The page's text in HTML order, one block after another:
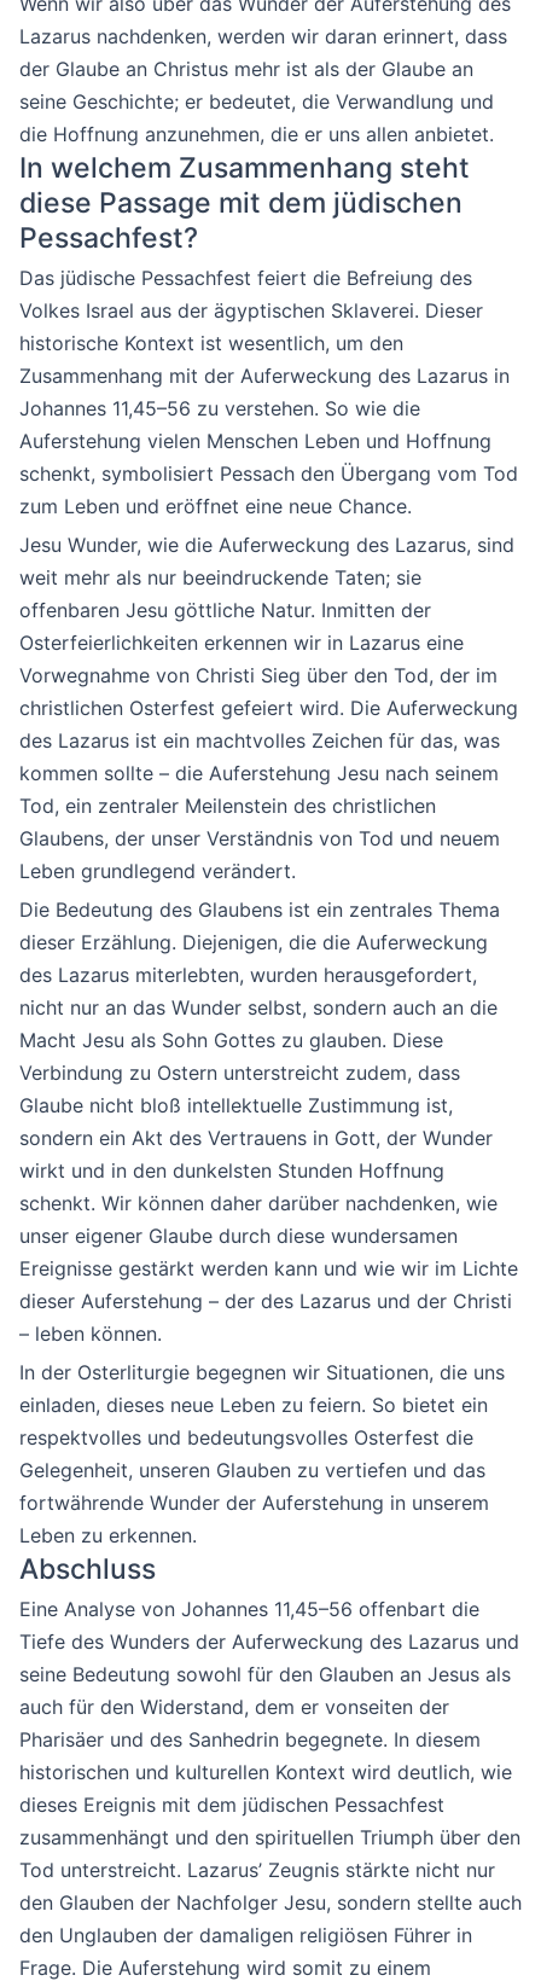
Lazarus nachdenken, werden wir daran erinnert, dass
der Glaube an Christus mehr ist als der Glaube an
seine Geschichte; er bedeutet, die Verwandlung und
die Hoffnung anzunehmen, die er uns allen anbietet.
In welchem Zusammenhang steht
diese Passage mit dem jüdischen
Pessachfest?
Das jüdische Pessachfest feiert die Befreiung des
Volkes Israel aus der ägyptischen Sklaverei. Dieser
historische Kontext ist wesentlich, um den
Zusammenhang mit der Auferweckung des Lazarus in
Johannes 11,45–56 zu verstehen. So wie die
Auferstehung vielen Menschen Leben und Hoffnung
schenkt, symbolisiert Pessach den Übergang vom Tod
zum Leben und eröffnet eine neue Chance.
Jesu Wunder, wie die Auferweckung des Lazarus, sind
weit mehr als nur beeindruckende Taten; sie
offenbaren Jesu göttliche Natur. Inmitten der
Osterfeierlichkeiten erkennen wir in Lazarus eine
Vorwegnahme von Christi Sieg über den Tod, der im
christlichen Osterfest gefeiert wird. Die Auferweckung
des Lazarus ist ein machtvolles Zeichen für das, was
kommen sollte – die Auferstehung Jesu nach seinem
Tod, ein zentraler Meilenstein des christlichen
Glaubens, der unser Verständnis von Tod und neuem
Leben grundlegend verändert.
Die Bedeutung des Glaubens ist ein zentrales Thema
dieser Erzählung. Diejenigen, die die Auferweckung
des Lazarus miterlebten, wurden herausgefordert,
nicht nur an das Wunder selbst, sondern auch an die
Macht Jesu als Sohn Gottes zu glauben. Diese
Verbindung zu Ostern unterstreicht zudem, dass
Glaube nicht bloß intellektuelle Zustimmung ist,
sondern ein Akt des Vertrauens in Gott, der Wunder
wirkt und in den dunkelsten Stunden Hoffnung
schenkt. Wir können daher darüber nachdenken, wie
unser eigener Glaube durch diese wundersamen
Ereignisse gestärkt werden kann und wie wir im Lichte
dieser Auferstehung – der des Lazarus und der Christi
– leben können.
In der Osterliturgie begegnen wir Situationen, die uns
einladen, dieses neue Leben zu feiern. So bietet ein
respektvolles und bedeutungsvolles Osterfest die
Gelegenheit, unseren Glauben zu vertiefen und das
fortwährende Wunder der Auferstehung in unserem
Leben zu erkennen.
Abschluss
Eine Analyse von Johannes 11,45–56 offenbart die
Tiefe des Wunders der Auferweckung des Lazarus und
seine Bedeutung sowohl für den Glauben an Jesus als
auch für den Widerstand, dem er vonseiten der
Pharisäer und des Sanhedrin begegnete. In diesem
historischen und kulturellen Kontext wird deutlich, wie
dieses Ereignis mit dem jüdischen Pessachfest
zusammenhängt und den spirituellen Triumph über den
Tod unterstreicht. Lazarus’ Zeugnis stärkte nicht nur
den Glauben der Nachfolger Jesu, sondern stellte auch
den Unglauben der damaligen religiösen Führer in
Frage. Die Auferstehung wird somit zu einem